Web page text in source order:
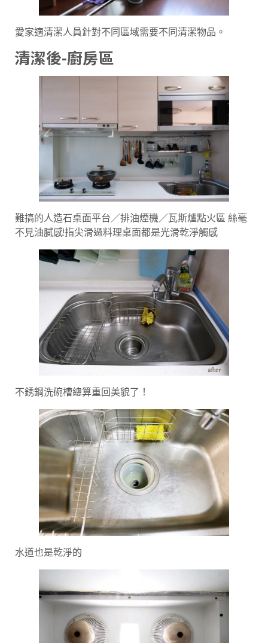
愛家適清潔人員針對不同區域需要不同清潔物品。
清潔後-廚房區
難搞的人造石桌面平台／排油煙機／瓦斯爐點火區 絲毫
不見油膩感!指尖滑過料理桌面都是光滑乾淨觸感
不銹鋼洗碗槽總算重回美貌了！
水道也是乾淨的